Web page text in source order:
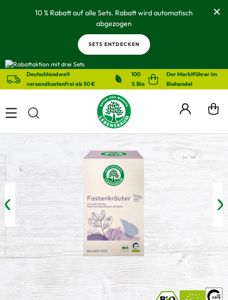
springen10 % Rabatt auf alle Sets. Rabatt wird automatisch
abgezogen
SETS ENTDECKEN
Deutschlandweit
versandkostenfrei ab 50 €
100
% Bio
Der Marktführer im
Biohandel